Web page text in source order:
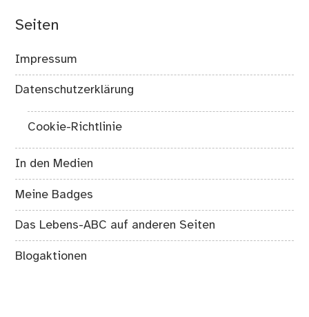
Seiten
Impressum
Datenschutzerklärung
Cookie-Richtlinie
In den Medien
Meine Badges
Das Lebens-ABC auf anderen Seiten
Blogaktionen